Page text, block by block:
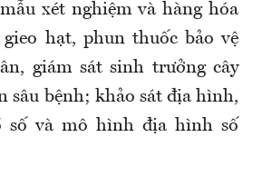
xét nghiệm và hàng hóa
hạt, phun thuốc bảo vệ
giám sát sinh trưởng cây
sâu bệnh; khảo sát địa hình,
số và mô hình địa hình số